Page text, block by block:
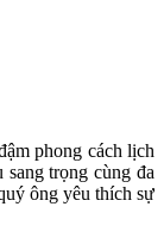
phong cách lịch
trọng cùng đa
ông yêu thích sự